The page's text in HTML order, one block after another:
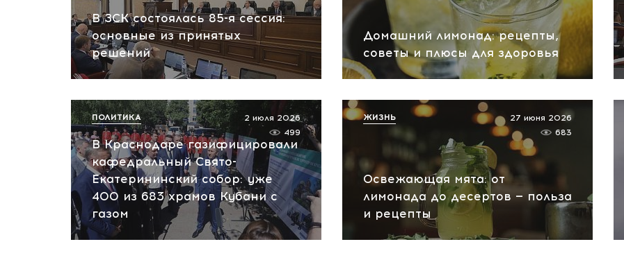
В ЗСК состоялась 85-я сессия:
основные из принятых
решений
Домашний лимонад: рецепты,
советы и плюсы для здоровья
В Краснодаре газифицировали
кафедральный Свято-
Екатерининский собор: уже
400 из 683 храмов Кубани с
газом
2 июля 2026
499
ПОЛИТИКА
Освежающая мята: от
лимонада до десертов — польза
и рецепты
27 июня 2026
683
ЖИЗНЬ